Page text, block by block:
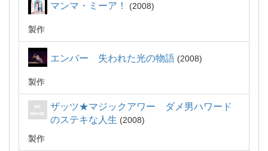
マンマ・ミーア！ 2008
製作
エンバー 失われた光の物語 2008
製作
ザッツ★マジックアワー ダメ男ハワード
のステキな人生
2008
製作